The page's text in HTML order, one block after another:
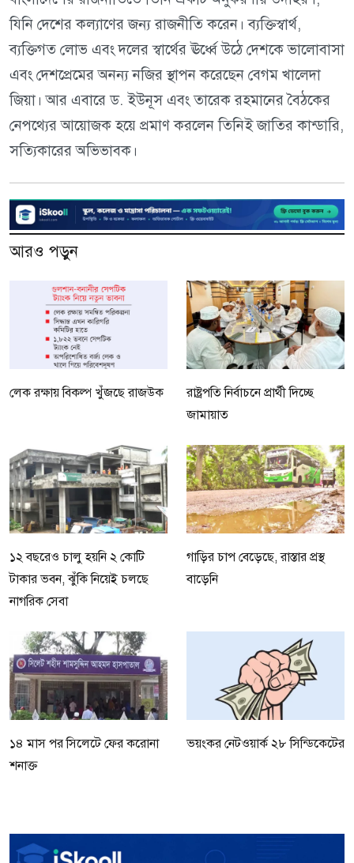
যিনি দেশের কল্যাণের জন্য রাজনীতি করেন। ব্যক্তিস্বার্থ,
ব্যক্তিগত লোভ এবং দলের স্বার্থের ঊর্ধ্বে উঠে দেশকে ভালোবাসা
এবং দেশপ্রেমের অনন্য নজির স্থাপন করেছেন বেগম খালেদা
জিয়া। আর এবারে ড. ইউনূস এবং তারেক রহমানের বৈঠকের
নেপথ্যের আয়োজক হয়ে প্রমাণ করলেন তিনিই জাতির কান্ডারি,
সত্যিকারের অভিভাবক।
আরও পড়ুন
লেক রক্ষায় বিকল্প খুঁজছে রাজউক
রাষ্ট্রপতি নির্বাচনে প্রার্থী দিচ্ছে
জামায়াত
১২ বছরেও চালু হয়নি ২ কোটি
টাকার ভবন, ঝুঁকি নিয়েই চলছে
নাগরিক সেবা
গাড়ির চাপ বেড়েছে, রাস্তার প্রস্থ
বাড়েনি
১৪ মাস পর সিলেটে ফের করোনা
শনাক্ত
ভয়ংকর নেটওয়ার্ক ২৮ সিন্ডিকেটের